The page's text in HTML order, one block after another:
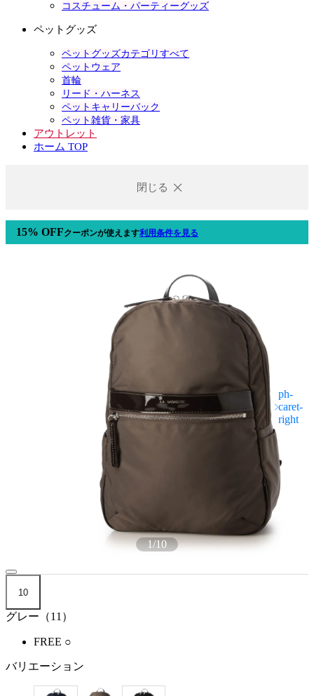
コスチューム・パーティーグッズ
ペットグッズ
ペットグッズカテゴリすべて
ペットウェア
首輪
リード・ハーネス
ペットキャリーバック
ペット雑貨・家具
アウトレット
ホーム TOP
閉じる
15% OFFクーポンが使えます利用条件を見る
1/10
10
グレー（11）
FREE ○
バリエーション